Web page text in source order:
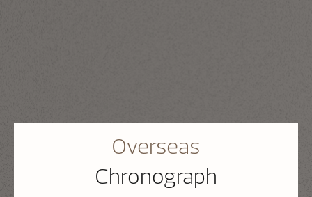
Overseas
Chronograph